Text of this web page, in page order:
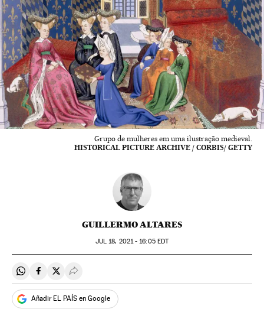
Grupo de mulheres em uma ilustração medieval.
HISTORICAL PICTURE ARCHIVE / CORBIS/ GETTY
GUILLERMO ALTARES
JUL 18, 2021 - 16:05EDT
Compartir en Whatsapp
Compartir en Facebook
Compartir en Twitter
Desplegar Redes Sociales
Añadir EL PAÍS en Google